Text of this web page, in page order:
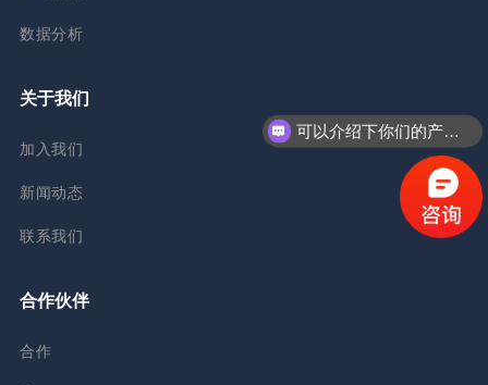
数据分析
关于我们
加入我们
新闻动态
联系我们
合作伙伴
合作
可以介绍下你们的产品么？